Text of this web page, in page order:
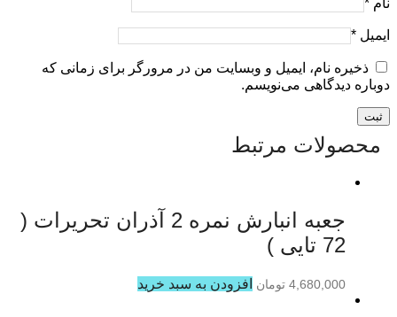
نام *
ایمیل *
ذخیره نام، ایمیل و وبسایت من در مرورگر برای زمانی که
دوباره دیدگاهی می‌نویسم.
محصولات مرتبط
جعبه انبارش نمره 2 آذران تحریرات (
72 تایی )
4,680,000 تومان افزودن به سبد خرید